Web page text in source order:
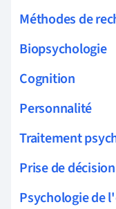
Méthodes de
Biopsychologie
Cognition
Personnalité
Traitement
Prise de
Psychologie de